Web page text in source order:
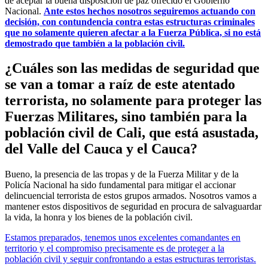
Nacional. Ante estos hechos nosotros seguiremos actuando con
decisión, con contundencia contra estas estructuras criminales
que no solamente quieren afectar a la Fuerza Pública, si no está
demostrado que también a la población civil.
¿Cuáles son las medidas de seguridad que
se van a tomar a raíz de este atentado
terrorista, no solamente para proteger las
Fuerzas Militares, sino también para la
población civil de Cali, que está asustada,
del Valle del Cauca y el Cauca?
Bueno, la presencia de las tropas y de la Fuerza Militar y de la
Policía Nacional ha sido fundamental para mitigar el accionar
delincuencial terrorista de estos grupos armados. Nosotros vamos a
mantener estos dispositivos de seguridad en procura de salvaguardar
la vida, la honra y los bienes de la población civil.
Estamos preparados, tenemos unos excelentes comandantes en
territorio y el compromiso precisamente es de proteger a la
población civil y seguir confrontando a estas estructuras terroristas.